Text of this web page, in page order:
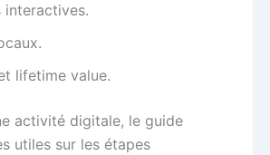
lifetime value.
activité digitale, le guide
utiles sur les étapes